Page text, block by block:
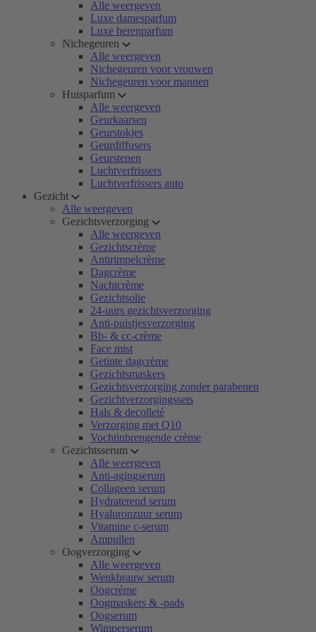
Alle weergeven
Luxe damesparfum
Luxe herenparfum
Nichegeuren
Alle weergeven
Nichegeuren voor vrouwen
Nichegeuren voor mannen
Huisparfum
Alle weergeven
Geurkaarsen
Geurstokjes
Geurdiffusers
Geurstenen
Luchtverfrissers
Luchtverfrissers auto
Gezicht
Alle weergeven
Gezichtsverzorging
Alle weergeven
Gezichtscrème
Antirimpelcrème
Dagcrème
Nachtcrème
Gezichtsolie
24-uurs gezichtsverzorging
Anti-puistjesverzorging
Bb- & cc-crème
Face mist
Getinte dagcrème
Gezichtsmaskers
Gezichtsverzorging zonder parabenen
Gezichtverzorgingssets
Hals & decolleté
Verzorging met Q10
Vochtinbrengende crème
Gezichtsserum
Alle weergeven
Anti-agingserum
Collageen serum
Hydraterend serum
Hyaluronzuur serum
Vitamine c-serum
Ampullen
Oogverzorging
Alle weergeven
Wenkbrauw serum
Oogcrème
Oogmaskers & -pads
Oogserum
Wimperserum